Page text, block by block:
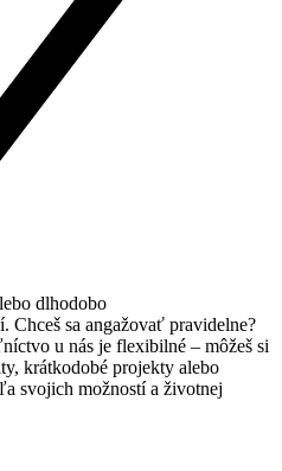
dlhodobo
Chceš sa angažovať pravidelne?
u nás je flexibilné – môžeš si
krátkodobé projekty alebo
svojich možností a životnej